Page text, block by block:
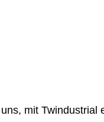
mit Twindustrial